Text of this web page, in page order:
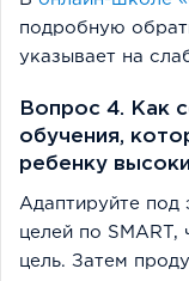
подробную
указывает на
Вопрос 4. Как
обучения,
ребенку
Адаптируйте под
целей по SMART,
цель. Затем